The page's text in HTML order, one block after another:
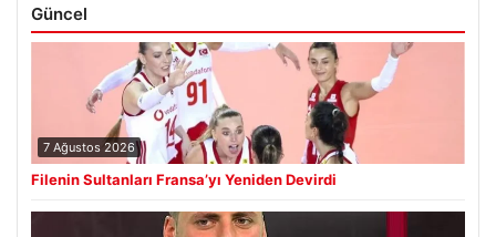
Güncel
7 Ağustos 2026
Filenin Sultanları Fransa’yı Yeniden Devirdi